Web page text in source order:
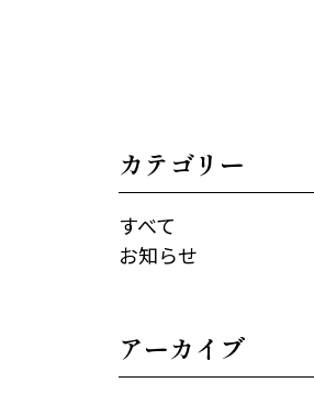
カテゴリー
すべて
お知らせ
アーカイブ